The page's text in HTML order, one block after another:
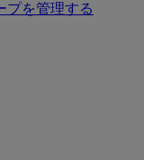
プを管理する